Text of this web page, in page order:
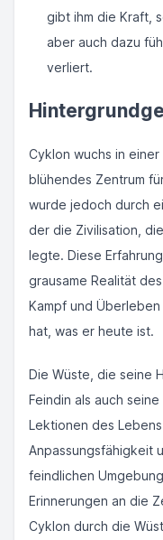
gibt ihm die Kraft,
aber auch dazu
verliert.
Cyklon wuchs in
blühendes Zentrum
wurde jedoch durch
der die Zivilisation,
legte. Diese
grausame Realität
Kampf und
hat, was er heute ist.
Die Wüste, die seine
Feindin als auch
Lektionen des
Anpassungsfähigkeit
feindlichen
Erinnerungen an die
Cyklon durch die